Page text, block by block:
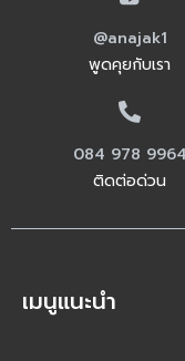
@anajak1
พูดคุยกับเรา
084 978 9964
ติดต่อด่วน
เมนูแนะนำ